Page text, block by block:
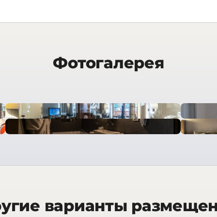
Фотогалерея
варианты